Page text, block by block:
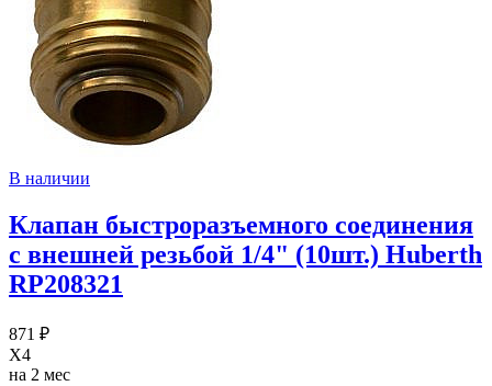
В наличии
Клапан быстроразъемного соединения
с внешней резьбой 1/4" (10шт.) Huberth
RP208321
871 ₽
X4
на 2 мес